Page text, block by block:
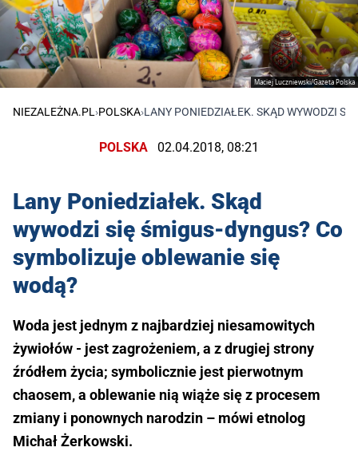
Maciej Luczniewski/Gazeta Polska
NIEZALEŻNA.PL›POLSKA›LANY PONIEDZIAŁEK. SKĄD WYWODZI
POLSKA 02.04.2018, 08:21
Lany Poniedziałek. Skąd
wywodzi się śmigus-dyngus? Co
symbolizuje oblewanie się
wodą?
Woda jest jednym z najbardziej niesamowitych
żywiołów - jest zagrożeniem, a z drugiej strony
źródłem życia; symbolicznie jest pierwotnym
chaosem, a oblewanie nią wiąże się z procesem
zmiany i ponownych narodzin – mówi etnolog
Michał Żerkowski.